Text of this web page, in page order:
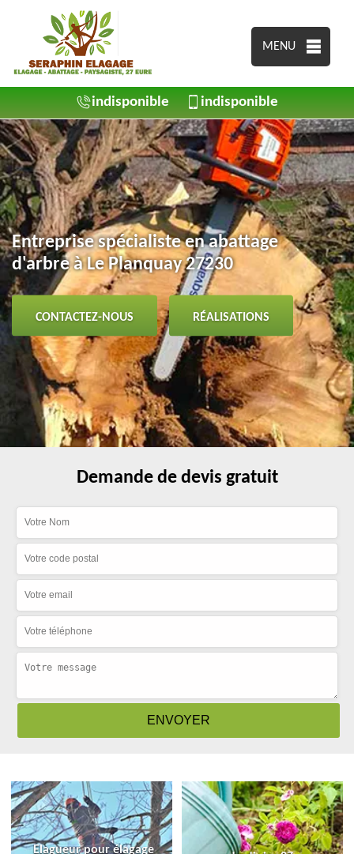
MENU
indisponible indisponible
Entreprise spécialiste en abattage
d'arbre à Le Planquay 27230
CONTACTEZ-NOUS RÉALISATIONS
Demande de devis gratuit
Elagueur pour élagage